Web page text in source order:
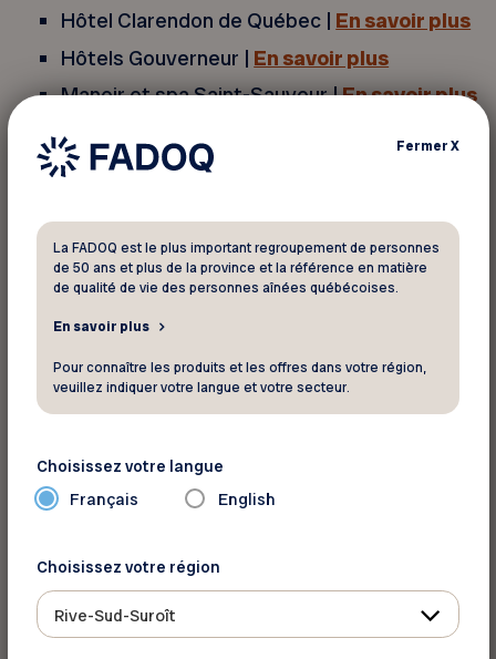
Hôtel Clarendon de Québec | En savoir plus
Hôtels Gouverneur | En savoir plus
Manoir et spa Saint-Sauveur |En savoir plus
Ôrigine artisans hôteliers |
Sandman Hôtel Montréal-Longueuil |
producteurs du terroir |En savoir plus
VanLife Campers – Location de vans |
savoir plus
Transport pour voyager en toute
tranquillité
CanaDream – Location d’un VR de
CanaDream location |
PAL Airlines – Voyages aériens |
plus
Park’N Fly – Stationnement d’aéroport |En
savoir plus
FermerX
La FADOQ est le plus important regroupement de personnes
de 50 ans et plus de la province et la référence en matière
de qualité de vie des personnes aînées québécoises.
En savoir plus
Pour connaître les produits et les offres dans votre région,
veuillez indiquer votre langue et votre secteur.
Choisissez votre langue
Français English
Choisissez votre région
Rive-Sud-Suroît